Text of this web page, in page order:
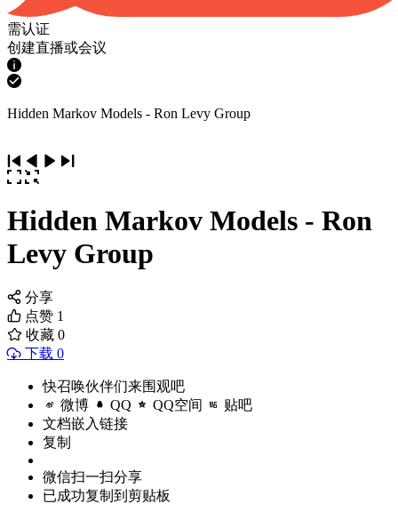
需认证
创建直播或会议
Hidden Markov Models - Ron Levy Group
Hidden Markov Models - Ron
Levy Group
分享
点赞 1
收藏 0
下载 0
快召唤伙伴们来围观吧
微博 QQ QQ空间 贴吧
文档嵌入链接
复制
微信扫一扫分享
已成功复制到剪贴板